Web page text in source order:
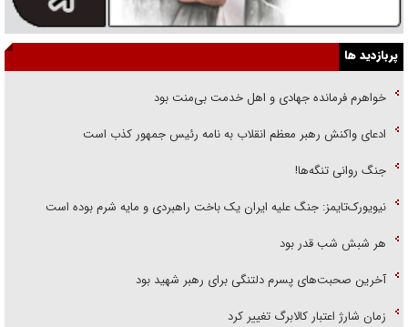
پربازدید ها
خواهرم فرمانده جهادی و اهل خدمت بی‌منت بود
ادعای واکنش رهبر معظم انقلاب به نامه رئیس جمهور کذب است
جنگ روانی تنگه‌ها!
نیویورک‌تایمز: جنگ علیه ایران یک باخت راهبردی و مایه شرم بوده است
هر شبش شب قدر بود
آخرین صحبت‌های پسرم دلتنگی برای رهبر شهید بود
زمان شارژ اعتبار کالابرگ تغییر کرد